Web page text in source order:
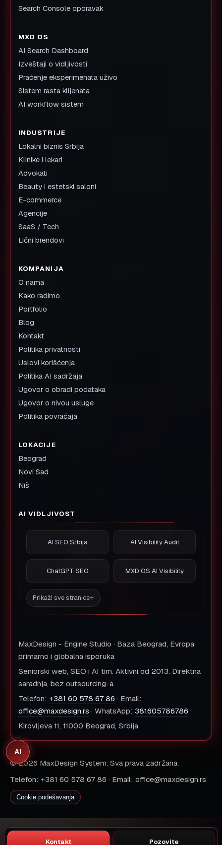
Kontakt Pozovite
Search Console oporavak
MXD OS
AI Search Dashboard
Izveštaji o vidljivosti
Praćenje eksperimenata uživo
Sistem rasta klijenata
AI workflow sistem
INDUSTRIJE
Lokalni biznis Srbija
Klinike i lekari
Advokati
Beauty i estetski saloni
E-commerce
Agencije
SaaS / Tech
Lični brendovi
KOMPANIJA
O nama
Kako radimo
Portfolio
Blog
Kontakt
Politika privatnosti
Uslovi korišćenja
Politika AI sadržaja
Ugovor o obradi podataka
Ugovor o nivou usluge
Politika povraćaja
LOKACIJE
Beograd
Novi Sad
Niš
AI VIDLJIVOST
AI SEO Srbija AI Visibility Audit
ChatGPT SEO MXD OS AI Visibility
Prikaži sve stranice
MaxDesign - Engine Studio · Baza Beograd, Evropa
primarno i globalna isporuka
Seniorski web, SEO i AI tim. Aktivni od 2013. Direktna
saradnja, bez outsourcing-a.
Telefon: +381 60 578 67 86 · Email:
office@maxdesign.rs · WhatsApp: 381605786786
Kirovljeva 11, 11000 Beograd, Srbija
© 2026 MaxDesign System. Sva prava zadržana.
Telefon: +381 60 578 67 86 · Email: office@maxdesign.rs
Cookie podešavanja
AI